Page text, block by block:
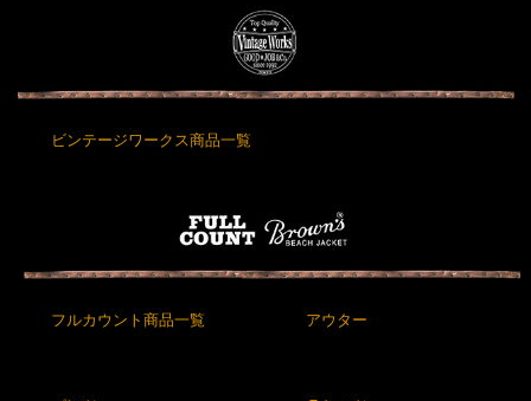
ビンテージワークス商品一覧
フルカウント商品一覧 アウター